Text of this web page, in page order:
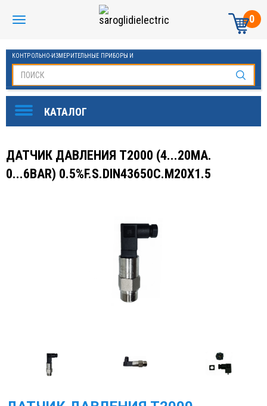
0
КОНТРОЛЬНО-ИЗМЕРИТЕЛЬНЫЕ ПРИБОРЫ И
ДАТЧИК ДАВЛЕНИЯ Т2000 (4...20MA.
0...6BAR) 0.5%F.S.DIN43650C.M20X1.5